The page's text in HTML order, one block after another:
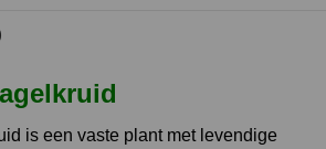
is een vaste plant met levendige